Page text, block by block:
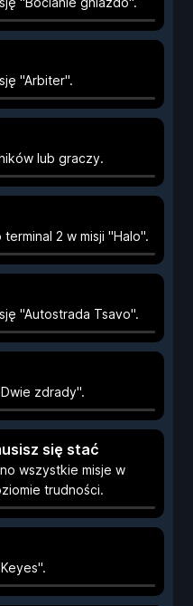
"Arbiter".
lub graczy.
2 w misji "Halo".
"Autostrada Tsavo".
zdrady".
się stać
wszystkie misje w
trudności.